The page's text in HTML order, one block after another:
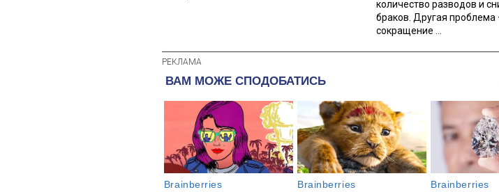
количество разводов и
браков. Другая проблема
сокращение ...